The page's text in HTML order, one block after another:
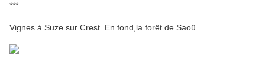
***
Vignes à Suze sur Crest. En fond,la forêt de Saoû.